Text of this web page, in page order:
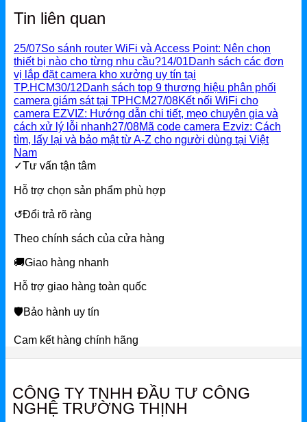
Tin liên quan
25/07So sánh router WiFi và Access Point: Nên chọn
thiết bị nào cho từng nhu cầu?14/01Danh sách các đơn
vị lắp đặt camera kho xưởng uy tín tại
TP.HCM30/12Danh sách top 9 thương hiệu phân phối
camera giám sát tại TPHCM27/08Kết nối WiFi cho
camera EZVIZ: Hướng dẫn chi tiết, mẹo chuyên gia và
cách xử lý lỗi nhanh27/08Mã code camera Ezviz: Cách
tìm, lấy lại và bảo mật từ A-Z cho người dùng tại Việt
Nam
✓Tư vấn tận tâm
Hỗ trợ chọn sản phẩm phù hợp
↺Đổi trả rõ ràng
Theo chính sách của cửa hàng
🚚Giao hàng nhanh
Hỗ trợ giao hàng toàn quốc
🛡Bảo hành uy tín
Cam kết hàng chính hãng
CÔNG TY TNHH ĐẦU TƯ CÔNG
NGHỆ TRƯỜNG THỊNH